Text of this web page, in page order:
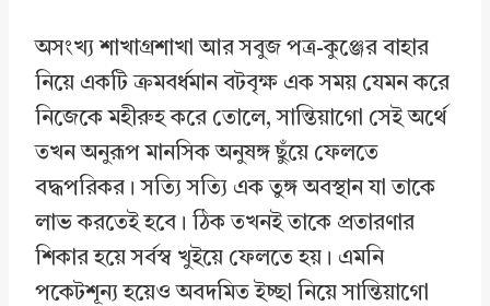
অসংখ্য শাখাগ্রশাখা আর সবুজ পত্র-কুঞ্জের বাহার
নিয়ে একটি ক্রমবর্ধমান বটবৃক্ষ এক সময় যেমন করে
নিজেকে মহীরুহ করে তোলে, সান্তিয়াগো সেই অর্থে
তখন অনুরূপ মানসিক অনুষঙ্গ ছুঁয়ে ফেলতে
বদ্ধপরিকর। সত্যি সত্যি এক তুঙ্গ অবস্থান যা তাকে
লাভ করতেই হবে। ঠিক তখনই তাকে প্রতারণার
শিকার হয়ে সর্বস্ব খুইয়ে ফেলতে হয়। এমনি
পকেটশূন্য হয়েও অবদমিত ইচ্ছা নিয়ে সান্তিয়াগো